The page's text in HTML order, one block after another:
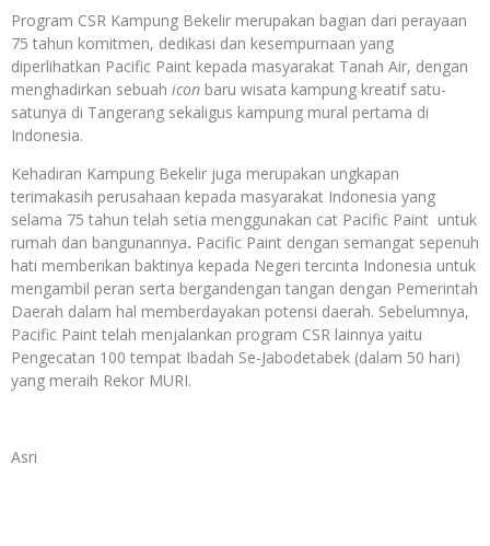
Program CSR Kampung Bekelir merupakan bagian dari perayaan
75 tahun komitmen, dedikasi dan kesempurnaan yang
diperlihatkan Pacific Paint kepada masyarakat Tanah Air, dengan
menghadirkan sebuah icon baru wisata kampung kreatif satu-
satunya di Tangerang sekaligus kampung mural pertama di
Indonesia.
Kehadiran Kampung Bekelir juga merupakan ungkapan
terimakasih perusahaan kepada masyarakat Indonesia yang
selama 75 tahun telah setia menggunakan cat Pacific Paint untuk
rumah dan bangunannya. Pacific Paint dengan semangat sepenuh
hati memberikan baktinya kepada Negeri tercinta Indonesia untuk
mengambil peran serta bergandengan tangan dengan Pemerintah
Daerah dalam hal memberdayakan potensi daerah. Sebelumnya,
Pacific Paint telah menjalankan program CSR lainnya yaitu
Pengecatan 100 tempat Ibadah Se-Jabodetabek (dalam 50 hari)
yang meraih Rekor MURI.
Asri